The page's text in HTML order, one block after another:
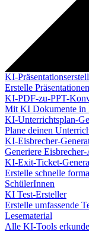
KI-
Erstelle
KI-PDF-zu-PPT-
Mit KI Dokumente in
KI-Unterrichtsplan-
Plane deinen
KI-Eisbrecher-
Generiere
KI-Exit-Ticket-
Erstelle schnelle
SchülerInnen
KI Test-Ersteller
Erstelle umfassende
Lesematerial
Alle KI-Tools